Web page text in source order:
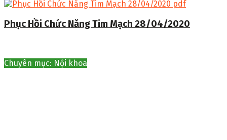
Phục Hồi Chức Năng Tim Mạch 28/04/2020
Chuyên mục: Nội khoa